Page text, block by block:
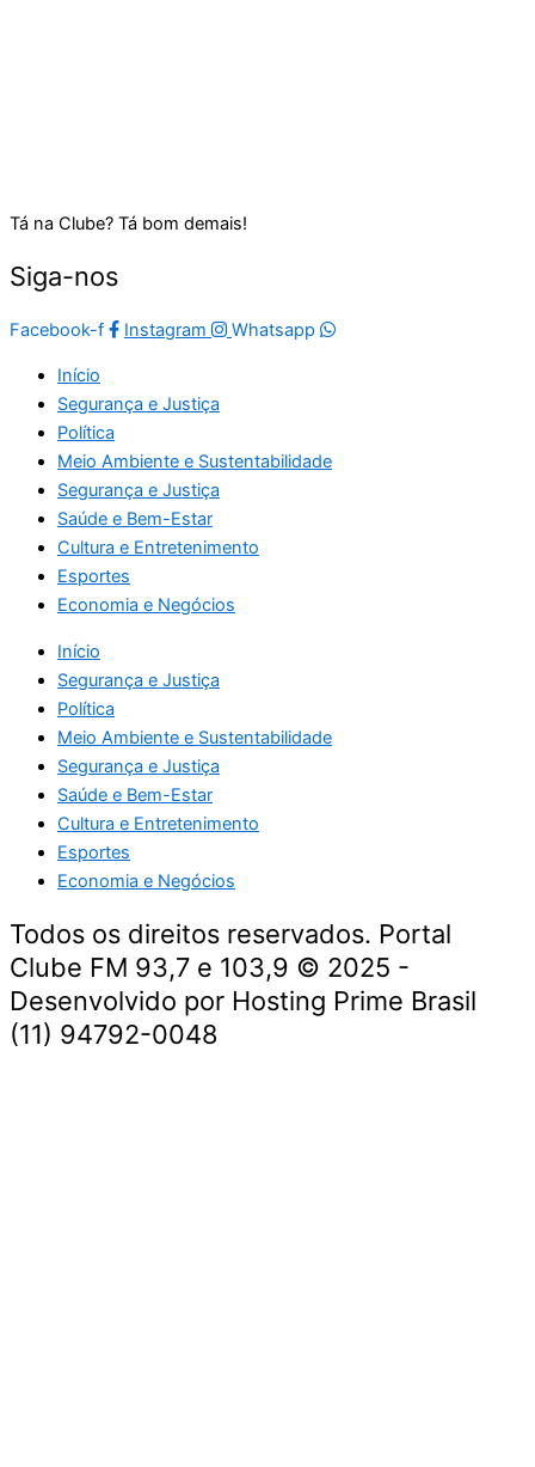
Tá na Clube? Tá bom demais!
Siga-nos
Facebook-f Instagram Whatsapp
Início
Segurança e Justiça
Política
Meio Ambiente e Sustentabilidade
Segurança e Justiça
Saúde e Bem-Estar
Cultura e Entretenimento
Esportes
Economia e Negócios
Início
Segurança e Justiça
Política
Meio Ambiente e Sustentabilidade
Segurança e Justiça
Saúde e Bem-Estar
Cultura e Entretenimento
Esportes
Economia e Negócios
Todos os direitos reservados. Portal
Clube FM 93,7 e 103,9 © 2025 -
Desenvolvido por Hosting Prime Brasil
(11) 94792-0048